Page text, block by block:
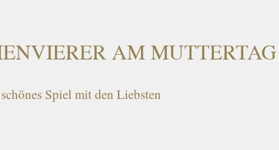
AM MUTTERTAG
Spiel mit den Liebsten